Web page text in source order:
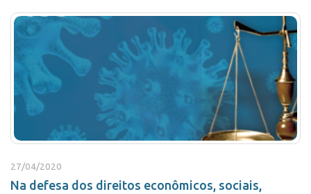
27/04/2020
Na defesa dos direitos econômicos, sociais,